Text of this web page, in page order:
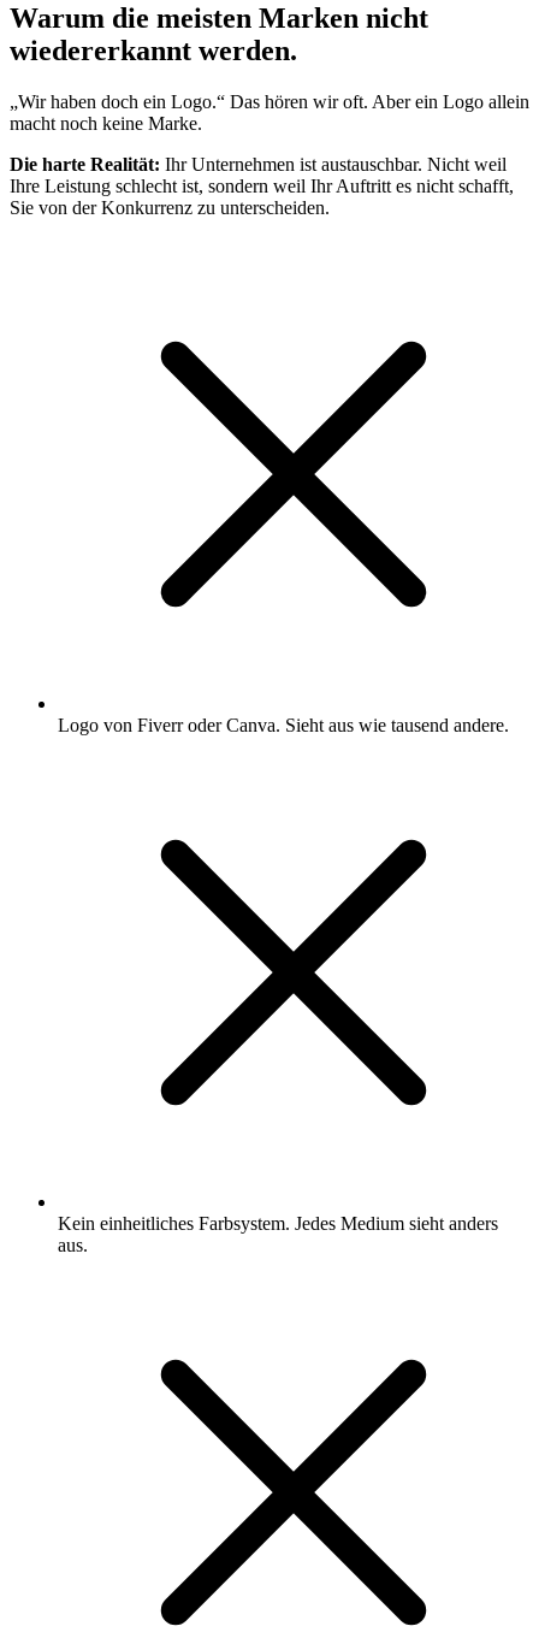
Warum die meisten Marken nicht
wiedererkannt werden.
„Wir haben doch ein Logo.“ Das hören wir oft. Aber ein Logo allein
macht noch keine Marke.
Die harte Realität: Ihr Unternehmen ist austauschbar. Nicht weil
Ihre Leistung schlecht ist, sondern weil Ihr Auftritt es nicht schafft,
Sie von der Konkurrenz zu unterscheiden.
Logo von Fiverr oder Canva. Sieht aus wie tausend andere.
Kein einheitliches Farbsystem. Jedes Medium sieht anders
aus.